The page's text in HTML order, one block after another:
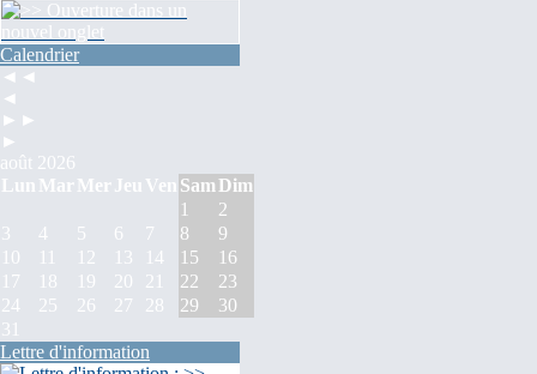
Calendrier
◄◄
◄
►►
►
août 2026
Lun Mar Mer Jeu Ven Sam Dim
1
2
3
4 5 6 7 8
9
10
11 12 13 14 15
16
17
18 19 20 21 22
23
24
25 26 27 28 29
30
31
Lettre d'information